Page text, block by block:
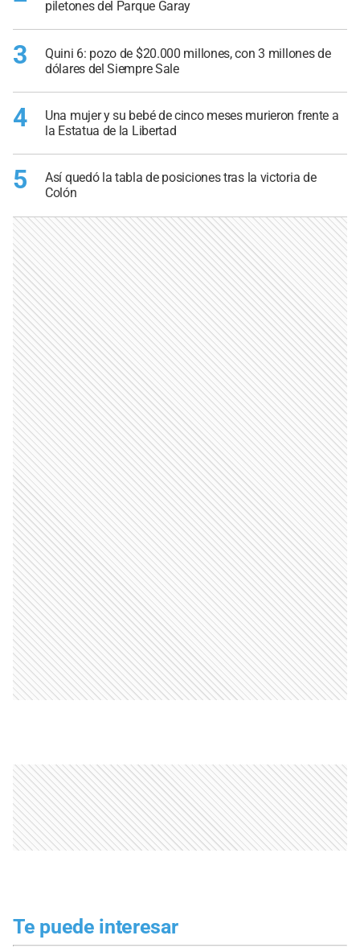
piletones del Parque Garay
3
Quini 6: pozo de $20.000 millones, con 3 millones de
dólares del Siempre Sale
4
Una mujer y su bebé de cinco meses murieron frente a
la Estatua de la Libertad
5
Así quedó la tabla de posiciones tras la victoria de
Colón
Te puede interesar